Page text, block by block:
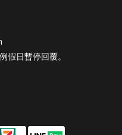
假日暫停回覆。